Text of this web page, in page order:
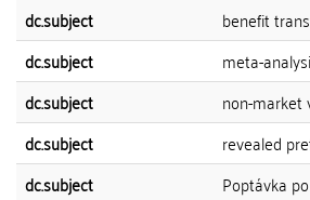
dc.subject
benefit
dc.subject
meta-
dc.subject
non-market
dc.subject
revealed
dc.subject
Poptávka